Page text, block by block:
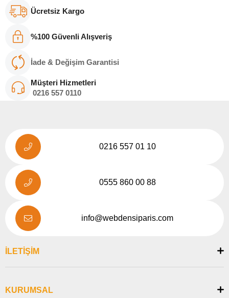
Ücretsiz Kargo
%100 Güvenli Alışveriş
İade & Değişim Garantisi
Müşteri Hizmetleri
0216 557 0110
0216 557 01 10
0555 860 00 88
info@webdensiparis.com
İLETİŞİM
KURUMSAL